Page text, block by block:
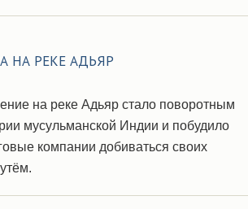
НА РЕКЕ АДЬЯР
на реке Адьяр стало поворотным
мусульманской Индии и побудило
компании добиваться своих